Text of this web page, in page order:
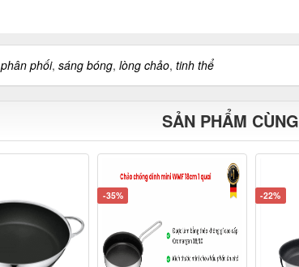
phân phối, sáng bóng, lòng chảo, tinh thể
SẢN PHẨM
-35% -22%